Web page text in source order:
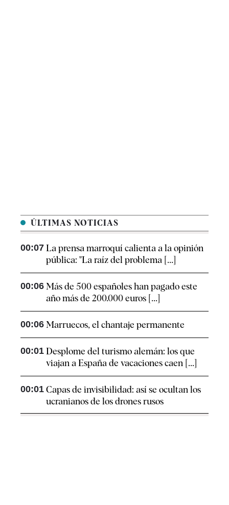
ÚLTIMAS NOTICIAS
00:07 La prensa marroquí calienta a la opinión
pública: "La raíz del problema [...]
00:06 Más de 500 españoles han pagado este
año más de 200.000 euros [...]
00:06 Marruecos, el chantaje permanente
00:01 Desplome del turismo alemán: los que
viajan a España de vacaciones caen [...]
00:01 Capas de invisibilidad: así se ocultan los
ucranianos de los drones rusos